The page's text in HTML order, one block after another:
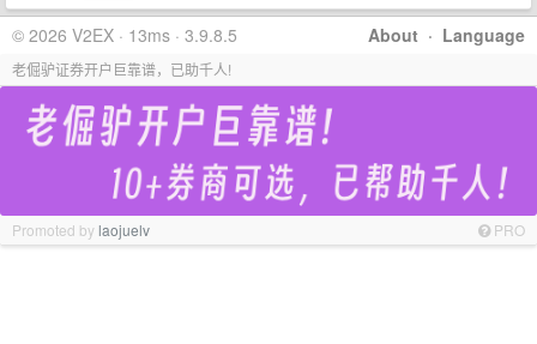
About · Language
© 2026 V2EX · 13ms · 3.9.8.5
老倔驴证券开户巨靠谱，已助千人!
Promoted bylaojuelv PRO